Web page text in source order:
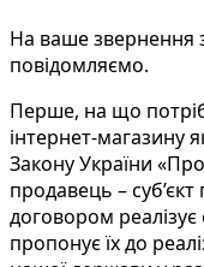
На ваше звернення
повідомляємо.
Перше, на що
інтернет-магазину
Закону України
продавець –
договором
пропонує їх до